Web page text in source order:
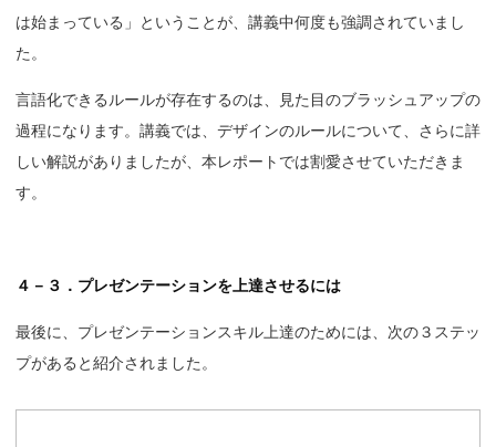
は始まっている」ということが、講義中何度も強調されていまし
た。
言語化できるルールが存在するのは、見た目のブラッシュアップの
過程になります。講義では、デザインのルールについて、さらに詳
しい解説がありましたが、本レポートでは割愛させていただきま
す。
４－３．プレゼンテーションを上達させるには
最後に、プレゼンテーションスキル上達のためには、次の３ステッ
プがあると紹介されました。